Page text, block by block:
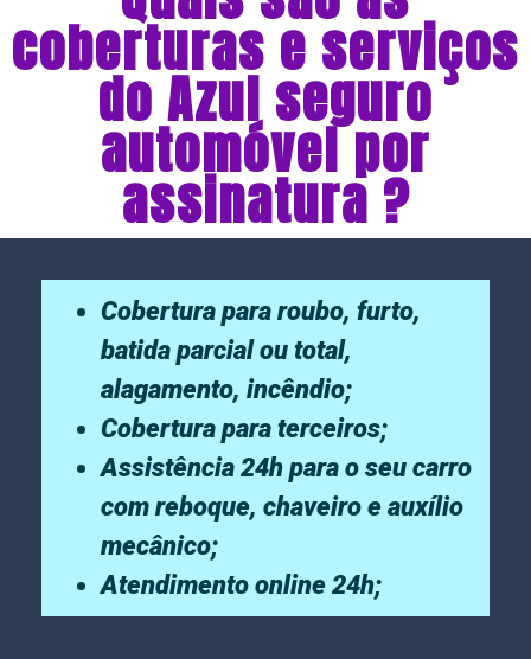
coberturas e serviços
do Azul seguro
automóvel por
assinatura ?
Cobertura para roubo, furto,
batida parcial ou total,
alagamento, incêndio;
Cobertura para terceiros;
Assistência 24h para o seu carro
com reboque, chaveiro e auxílio
mecânico;
Atendimento online 24h;